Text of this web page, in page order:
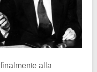
alla